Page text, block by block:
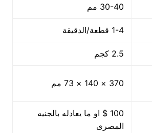
30-40 مم
1-4 قطعة/الدقيقة
2.5 كجم
370 × 140 × 73 مم
100 $ او ما يعادله بالجنيه
المصرى